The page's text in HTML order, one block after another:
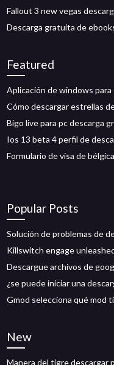
Fallout 3 new vegas
Descarga gratuita de
Featured
Aplicación de windows
Cómo descargar estrellas
Bigo live para pc descarga
Ios 13 beta 4 perfil de
Formulario de visa de
Popular Posts
Solución de problemas de
Killswitch engage
Descargue archivos de
¿se puede iniciar una
Gmod selecciona qué mod
New
Manera del tigre descargar